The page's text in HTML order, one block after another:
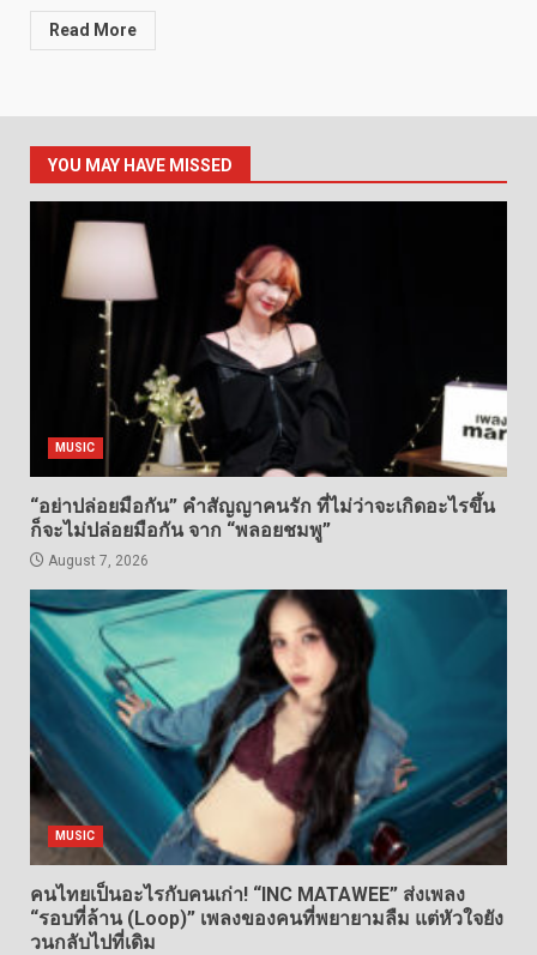
Read More
YOU MAY HAVE MISSED
MUSIC
“อย่าปล่อยมือกัน” คำสัญญาคนรัก ที่ไม่ว่าจะเกิดอะไรขึ้น
ก็จะไม่ปล่อยมือกัน จาก “พลอยชมพู”
August 7, 2026
MUSIC
คนไทยเป็นอะไรกับคนเก่า! “INC MATAWEE” ส่งเพลง
“รอบที่ล้าน (Loop)” เพลงของคนที่พยายามลืม แต่หัวใจยัง
วนกลับไปที่เดิม